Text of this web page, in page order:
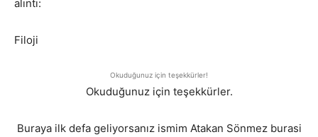
alıntı:
Filoji
Okuduğunuz için teşekkürler!
Okuduğunuz için teşekkürler.
Buraya ilk defa geliyorsanız ismim Atakan Sönmez burasi